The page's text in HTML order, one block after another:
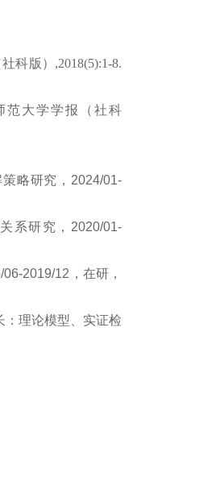
科版） ,2018(5):1-8.
范大学学报（社科
略研究 ，2024/01-
系研究 ，2020/01-
06-2019/12， 在研 ，
：理论模型、实证检